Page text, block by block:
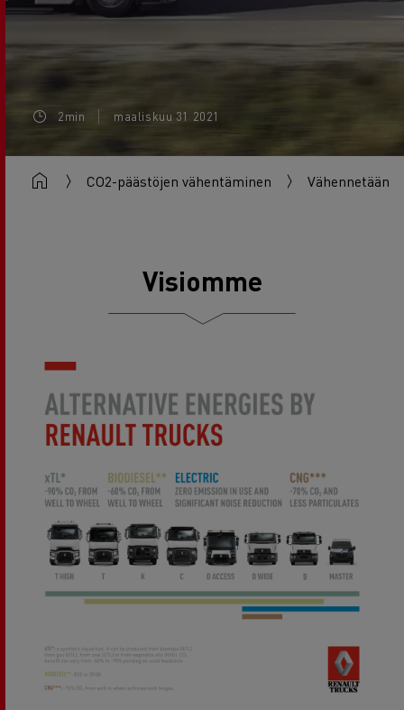
2min maaliskuu 31 2021
CO2-päästöjen vähentäminen Vähennetään
Visiomme